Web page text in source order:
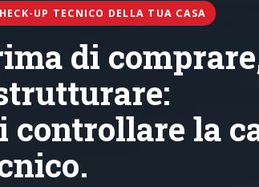
UP TECNICO DELLA TUA CASA
di
controllare la